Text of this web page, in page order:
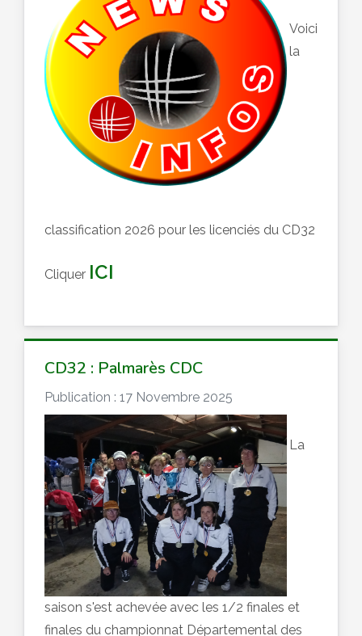
Voici
la
classification 2026 pour les licenciés du CD32
Cliquer ICI
CD32 : Palmarès CDC
Publication : 17 Novembre 2025
La
saison s'est achevée avec les 1/2 finales et
finales du championnat Départemental des